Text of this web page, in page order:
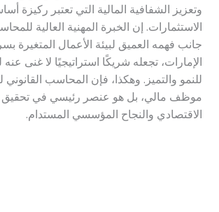
وتعزيز الشفافية المالية التي تعتبر ركيزة
الاستثمارات. إن الخبرة المهنية العالية
جانب فهمه العميق لبيئة الأعمال المتغيرة
الإمارات، تجعله شريكًا استراتيجيًا لا غنى
للنمو والتميز. وهكذا، فإن المحاسب
موظف مالي، بل هو عنصر رئيسي في تحقيق
الاقتصادي والنجاح المؤسسي المستدام.